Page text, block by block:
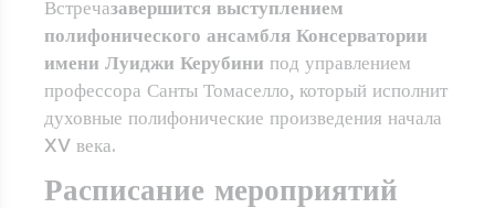
Встречазавершится выступлением
полифонического ансамбля Консерватории
имени Луиджи Керубини под управлением
профессора Санты Томаселло, который исполнит
духовные полифонические произведения начала
XV века.
Расписание мероприятий